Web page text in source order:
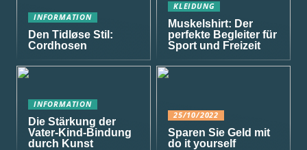
INFORMATION
Den Tidløse Stil:
Cordhosen
KLEIDUNG
Muskelshirt: Der
perfekte Begleiter für
Sport und Freizeit
INFORMATION
Die Stärkung der
Vater-Kind-Bindung
durch Kunst
25/10/2022
Sparen Sie Geld mit
do it yourself